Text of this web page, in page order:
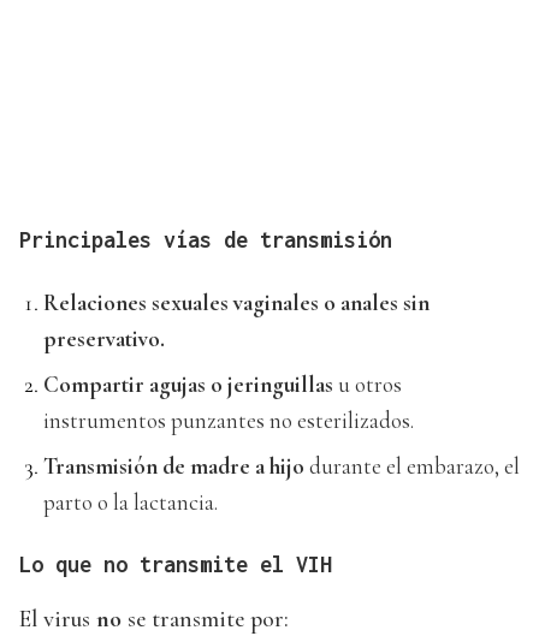
Principales vías de transmisión
Relaciones sexuales vaginales o anales sin
preservativo.
Compartir agujas o jeringuillas u otros
instrumentos punzantes no esterilizados.
Transmisión de madre a hijo durante el embarazo, el
parto o la lactancia.
Lo que no transmite el VIH
El virus no se transmite por: